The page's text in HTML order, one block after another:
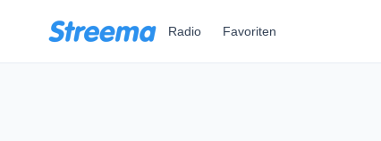
Radio Favoriten